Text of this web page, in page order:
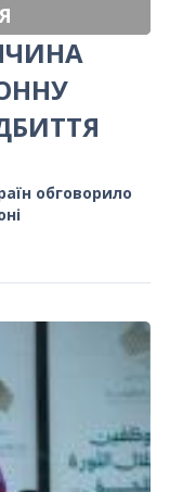
обговорило